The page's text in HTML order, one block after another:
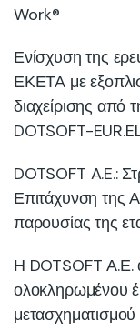
Work®
Ενίσχυση της
ΕΚΕΤΑ με
διαχείρισης από
DOTSOFT-
DOTSOFT A.E.:
Επιτάχυνση της
παρουσίας της
Η DOTSOFT Α.Ε.
ολοκληρωμένου